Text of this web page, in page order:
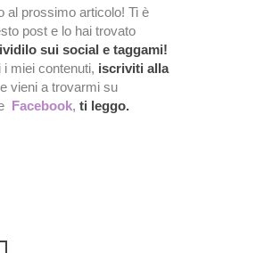
al prossimo articolo! Ti è
post e lo hai trovato
sui social e taggami!
i miei contenuti, iscriviti alla
e vieni a trovarmi su
Facebook, ti leggo.